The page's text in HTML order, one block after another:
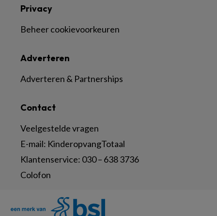
Contact
Veelgestelde vragen
E-mail: KinderopvangTotaal
Klantenservice: 030 – 638 3736
Colofon
Adverteren
Adverteren & Partnerships
Privacy
Beheer cookievoorkeuren